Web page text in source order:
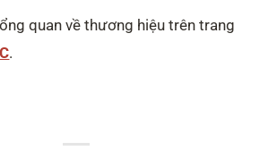
quan về thương hiệu trên trang
.